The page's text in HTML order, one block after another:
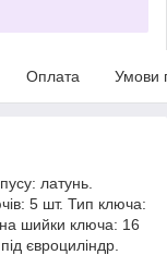
Оплата Умови
латунь.
5 шт. Тип ключа:
шийки ключа: 16
євроциліндр.